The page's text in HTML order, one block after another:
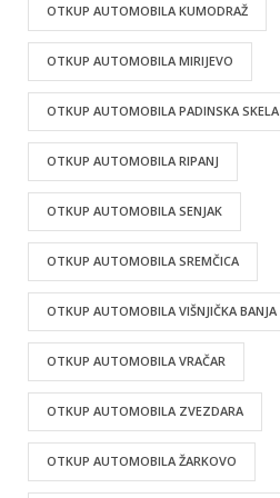
OTKUP AUTOMOBILA KUMODRAŽ
OTKUP AUTOMOBILA MIRIJEVO
OTKUP AUTOMOBILA PADINSKA SKELA
OTKUP AUTOMOBILA RIPANJ
OTKUP AUTOMOBILA SENJAK
OTKUP AUTOMOBILA SREMČICA
OTKUP AUTOMOBILA VIŠNJIČKA BANJA
OTKUP AUTOMOBILA VRAČAR
OTKUP AUTOMOBILA ZVEZDARA
OTKUP AUTOMOBILA ŽARKOVO